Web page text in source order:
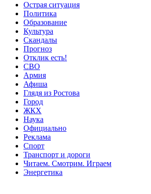
Острая ситуация
Политика
Образование
Культура
Скандалы
Прогноз
Отклик есть!
СВО
Армия
Афиша
Глядя из Ростова
Город
ЖКХ
Наука
Официально
Реклама
Спорт
Транспорт и дороги
Читаем. Смотрим. Играем
Энергетика